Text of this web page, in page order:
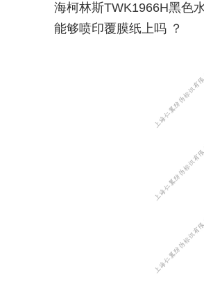
海柯林斯TWK1966H黑色
能够喷印覆膜纸上吗 ？